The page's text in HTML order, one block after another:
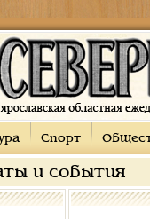
Спорт
и события